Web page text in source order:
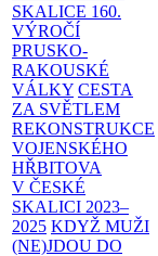
SKALICE 160.
VÝROČÍ
PRUSKO-
RAKOUSKÉ
VÁLKY CESTA
ZA SVĚTLEM
REKONSTRUKCE
VOJENSKÉHO
HŘBITOVA
V ČESKÉ
SKALICI 2023–
2025 KDYŽ MUŽI
(NE)JDOU DO